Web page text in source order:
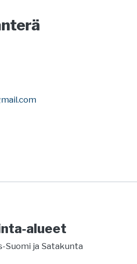
alueet
Suomi ja Satakunta